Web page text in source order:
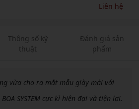
Liên hệ
Thông số kỹ
thuật
Đánh giá sản
phẩm
vừa cho ra mắt mẫu giày mới với
SYSTEM cực kì hiện đại và tiện lợi.